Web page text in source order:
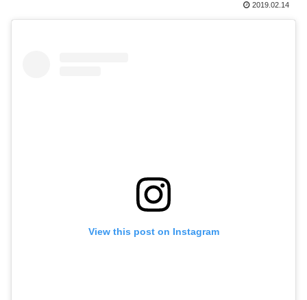
2019.02.14
View this post on Instagram